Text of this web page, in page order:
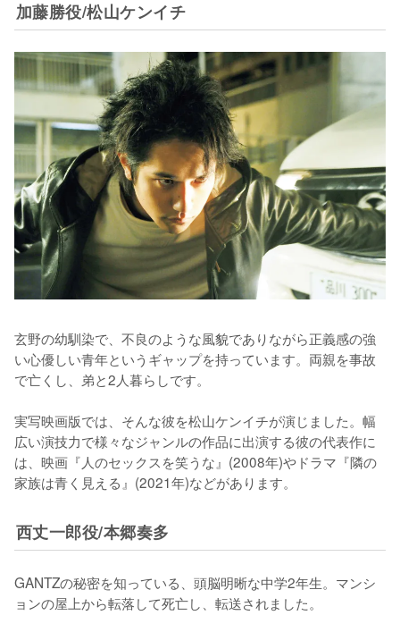
加藤勝役/松山ケンイチ
玄野の幼馴染で、不良のような風貌でありながら正義感の強
い心優しい青年というギャップを持っています。両親を事故
で亡くし、弟と2人暮らしです。
実写映画版では、そんな彼を松山ケンイチが演じました。幅
広い演技力で様々なジャンルの作品に出演する彼の代表作に
は、映画『人のセックスを笑うな』(2008年)やドラマ『隣の
家族は青く見える』(2021年)などがあります。
西丈一郎役/本郷奏多
GANTZの秘密を知っている、頭脳明晰な中学2年生。マンシ
ョンの屋上から転落して死亡し、転送されました。